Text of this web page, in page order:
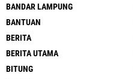
BANDAR LAMPUNG
BANTUAN
BERITA
BERITA UTAMA
BITUNG